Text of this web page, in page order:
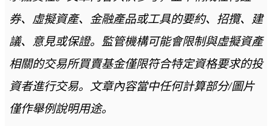
券、虛擬資產、金融產品或工具的要約、招攬、建
議、意見或保證。監管機構可能會限制與虛擬資產
相關的交易所買賣基金僅限符合特定資格要求的投
資者進行交易。文章內容當中任何計算部分/圖片
僅作舉例說明用途。